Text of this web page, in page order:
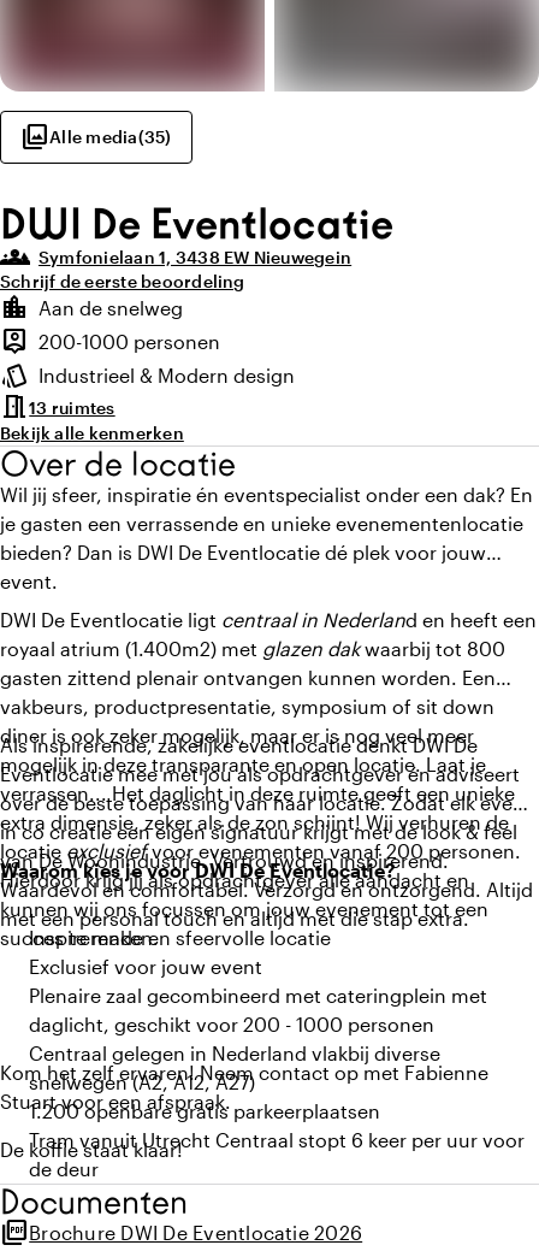
photo_libraryAlle media(35)
DWI De Eventlocatie
groups_3 Symfonielaan 1, 3438 EW Nieuwegein
Schrijf de eerste beoordeling
Highlights
location_city
Locatie en omgeving
Aan de snelweg
person_pin
Capaciteit
200-1000 personen
style
Sfeer en uitstraling
Industrieel & Modern design
meeting_room13 ruimtes
Bekijk alle kenmerken
Over de locatie
Wil jij sfeer, inspiratie én eventspecialist onder een dak? En
je gasten een verrassende en unieke evenementenlocatie
bieden? Dan is DWI De Eventlocatie dé plek voor jouw
event.
DWI De Eventlocatie ligt centraal in Nederland en heeft een
royaal atrium (1.400m2) met glazen dakwaarbij tot 800
gasten zittend plenair ontvangen kunnen worden. Een
vakbeurs, productpresentatie, symposium of sit down
diner is ook zeker mogelijk, maar er is nog veel meer
mogelijk in deze transparante en open locatie. Laat je
verrassen... Het daglicht in deze ruimte geeft een unieke
extra dimensie, zeker als de zon schijnt! Wij verhuren de
locatie exclusiefvoor evenementen vanaf 200 personen.
Hierdoor krijg jij als opdrachtgever alle aandacht en
kunnen wij ons focussen om jouw evenement tot een
succes te maken.
Als inspirerende, zakelijke eventlocatie denkt DWI De
Eventlocatie mee met jou als opdrachtgever én adviseert
over de beste toepassing van haar locatie. Zodat elk event,
in co creatie een eigen signatuur krijgt met de look & feel
van De Woonindustrie. Vertrouwd en inspirerend.
Waardevol en comfortabel. Verzorgd en ontzorgend. Altijd
met een personal touch en altijd met die stap extra.
Waarom kies je voor DWI De Eventlocatie?
Inspirerende en sfeervolle locatie
Exclusief voor jouw event
Plenaire zaal gecombineerd met cateringplein met
daglicht, geschikt voor 200 - 1000 personen
Centraal gelegen in Nederland vlakbij diverse
snelwegen (A2, A12, A27)
1.200 openbare gratis parkeerplaatsen
Tram vanuit Utrecht Centraal stopt 6 keer per uur voor
de deur
12 subzalen te gebruiken van 40 tot 200 personen
Kom het zelf ervaren! Neem contact op met Fabienne
Stuart voor een afspraak.
De koffie staat klaar!
Documenten
picture_as_pdfBrochure DWI De Eventlocatie 2026